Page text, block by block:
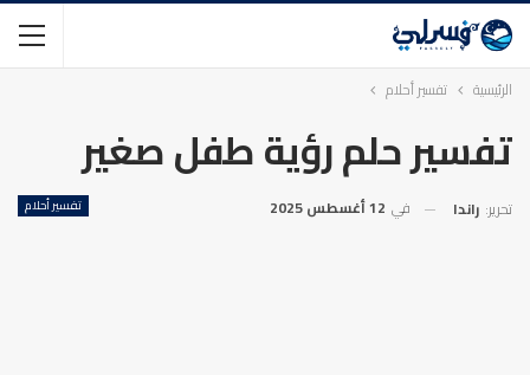
الرئيسية تفسير أحلام
تفسير حلم رؤية طفل صغير
تفسير أحلام تحرير: راندا في 12 أغسطس 2025